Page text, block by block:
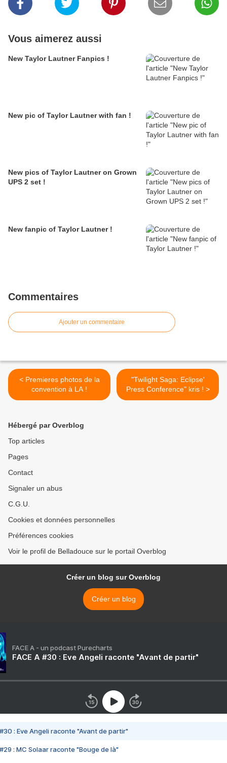
Vous aimerez aussi
New Taylor Lautner Fanpics !
New pic of Taylor Lautner with fan !
New pics of Taylor Lautner on Grown
UPS 2 set !
New fanpic of Taylor Lautner !
Commentaires
Ajouter un commentaire
< Premieres photos de la
convention à LA !
"Twilight Saga: Eclipse'
Press Conference" kris ! >
Hébergé par Overblog
Top articles
Pages
Contact
Signaler un abus
C.G.U.
Cookies et données personnelles
Préférences cookies
Voir le profil de Belladouce sur le portail Overblog
Créer un blog sur Overblog
Créer un blog
FACE A - un podcast Purecharts
FACE A #30 : Eve Angeli raconte "Avant de partir"
#30 : Eve Angeli raconte "Avant de partir"
#29 : MC Solaar raconte "Bouge de là"